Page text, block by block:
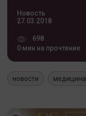
Новость
27.03.2018
698
0 мин на прочтение
новости медицина